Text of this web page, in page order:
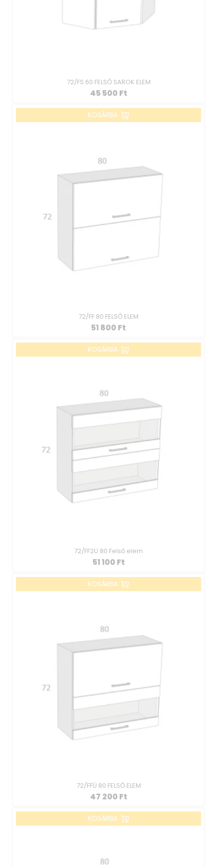
72/FS 60 FELSŐ SAROK ELEM
45 500 Ft
KOSÁRBA
72/FF 80 FELSŐ ELEM
51 800 Ft
KOSÁRBA
72/FF2Ü 80 Felső elem
51 100 Ft
KOSÁRBA
72/FFÜ 80 FELSŐ ELEM
47 200 Ft
KOSÁRBA